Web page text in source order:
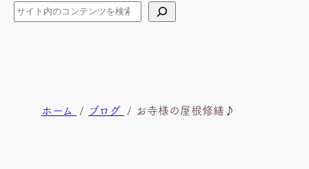
検
索
ホーム ブログ お寺様の屋根修繕♪